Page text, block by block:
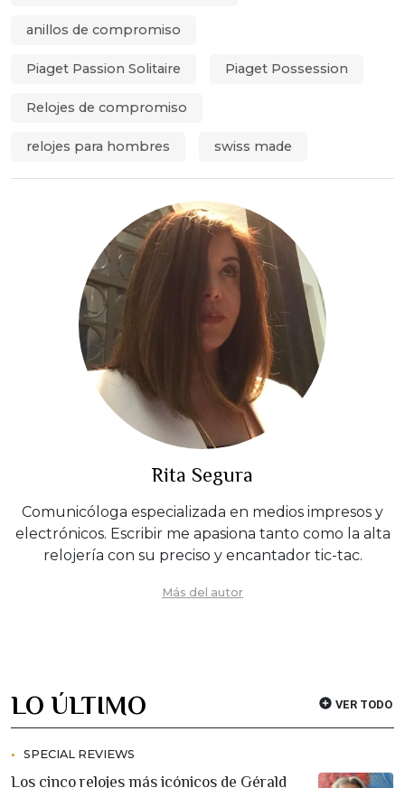
anillos de compromiso
Piaget Passion Solitaire Piaget Possession
Relojes de compromiso
relojes para hombres swiss made
Rita Segura
Comunicóloga especializada en medios impresos y
electrónicos. Escribir me apasiona tanto como la alta
relojería con su preciso y encantador tic-tac.
Más del autor
LO ÚLTIMO VER TODO
SPECIAL REVIEWS
Los cinco relojes más icónicos de Gérald